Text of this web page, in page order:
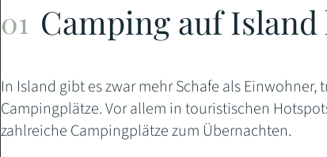
Camping auf
In Island gibt es zwar mehr Schafe als
Campingplätze. Vor allem in touristischen
zahlreiche Campingplätze zum Übernachten.